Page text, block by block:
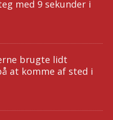
med 9 sekunder i
brugte lidt
at komme af sted i